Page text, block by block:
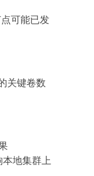
可能已发
关键卷数
地集群上